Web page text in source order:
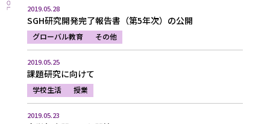
2019.05.28
SGH研究開発完了報告書（第5年次）の公開
グローバル教育 その他
2019.05.25
課題研究に向けて
学校生活 授業
2019.05.23